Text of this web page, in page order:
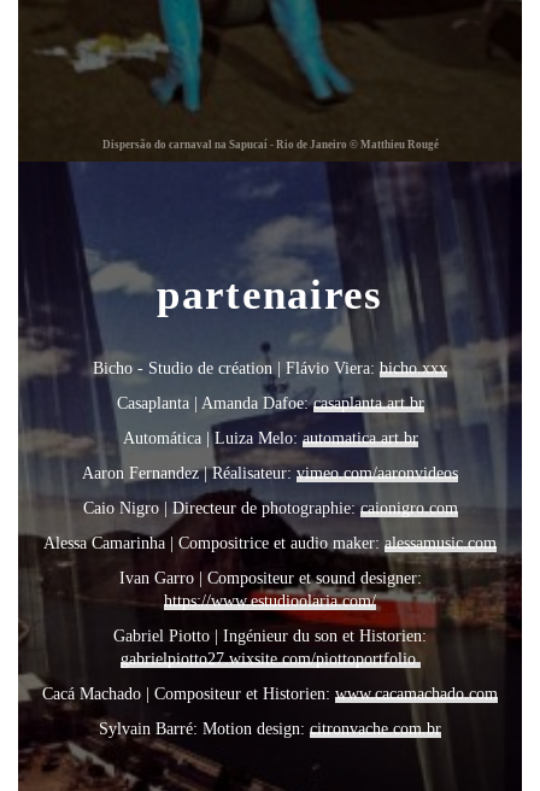
Dispersão do carnaval na Sapucaí - Rio de Janeiro © Matthieu Rougé
partenaires
Bicho - Studio de création | Flávio Viera: bicho.xxx
Casaplanta | Amanda Dafoe:casaplanta.art.br
Automática | Luiza Melo: automatica.art.br
Aaron Fernandez | Réalisateur: vimeo.com/aaronvideos
Caio Nigro | Directeur de photographie:caionigro.com
Alessa Camarinha | Compositrice et audio maker: alessamusic.com
Ivan Garro | Compositeur et sound designer:
https://www.estudioolaria.com/
Gabriel Piotto | Ingénieur du son et Historien:
gabrielpiotto27.wixsite.com/piottoportfolio
Cacá Machado | Compositeur et Historien: www.cacamachado.com
Sylvain Barré: Motion design: citronvache.com.br